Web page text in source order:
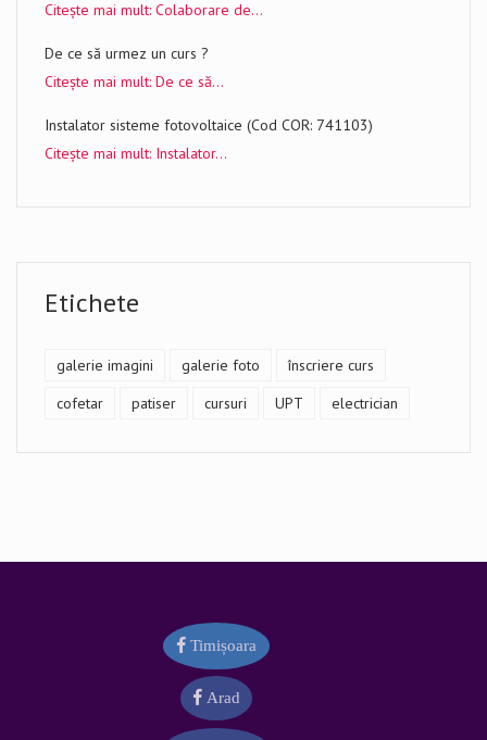
Citește mai mult: Colaborare de...
De ce să urmez un curs ?
Citește mai mult: De ce să...
Instalator sisteme fotovoltaice (Cod COR: 741103)
Citește mai mult: Instalator...
Etichete
galerie imagini galerie foto
înscriere curs
cofetar
patiser cursuri UPT electrician
Timișoara
Arad